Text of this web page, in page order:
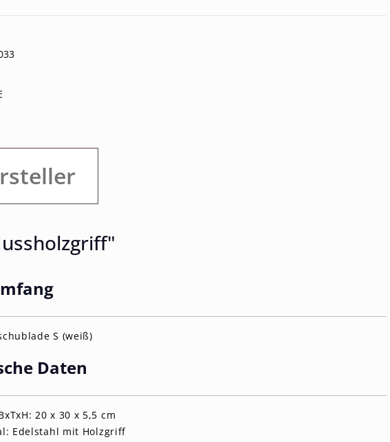
S (weiß)
Daten
20 x 30 x 5,5 cm
Edelstahl mit Holzgriff